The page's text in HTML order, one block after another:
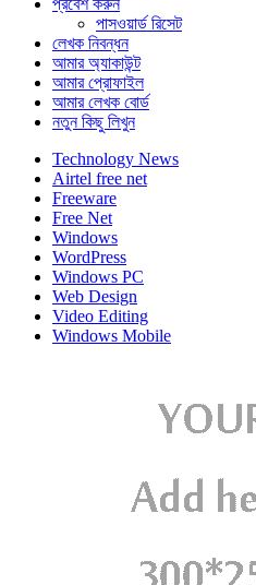
প্রবেশ করুন
পাসওয়ার্ড রিসেট
লেখক নিবন্ধন
আমার অ্যাকাউন্ট
আমার প্রোফাইল
আমার লেখক বোর্ড
নতুন কিছু লিখুন
Technology News
Airtel free net
Freeware
Free Net
Windows
WordPress
Windows PC
Web Design
Video Editing
Windows Mobile